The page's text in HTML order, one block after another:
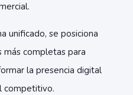
unificado, se posiciona
más completas para
la presencia digital
competitivo.